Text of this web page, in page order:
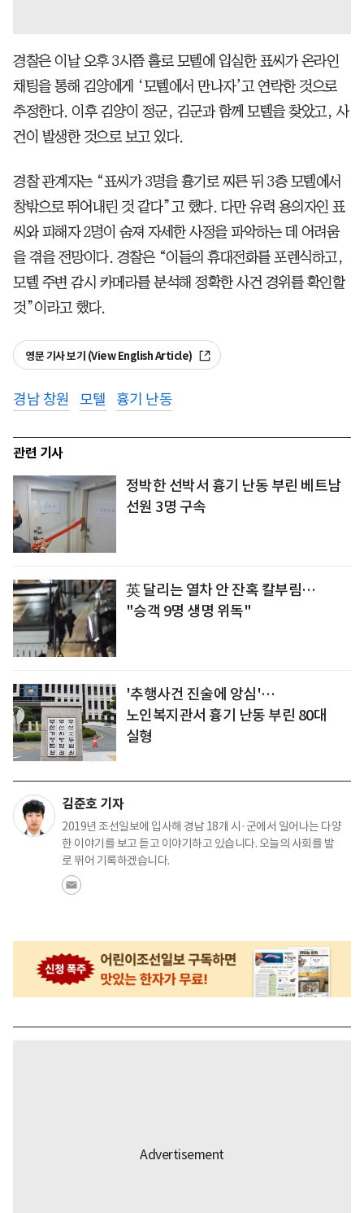
경찰은 이날 오후 3시쯤 홀로 모텔에 입실한 표씨가 온라인
채팅을 통해 김양에게 ‘모텔에서 만나자’고 연락한 것으로
추정한다. 이후 김양이 정군, 김군과 함께 모텔을 찾았고, 사
건이 발생한 것으로 보고 있다.
경찰 관계자는 “표씨가 3명을 흉기로 찌른 뒤 3층 모텔에서
창밖으로 뛰어내린 것 같다”고 했다. 다만 유력 용의자인 표
씨와 피해자 2명이 숨져 자세한 사정을 파악하는 데 어려움
을 겪을 전망이다. 경찰은 “이들의 휴대전화를 포렌식하고,
모텔 주변 감시 카메라를 분석해 정확한 사건 경위를 확인할
것”이라고 했다.
영문 기사 보기 (View English Article)
경남 창원 모텔 흉기 난동
관련 기사
정박한 선박서 흉기 난동 부린 베트남
선원 3명 구속
英 달리는 열차 안 잔혹 칼부림…
"승객 9명 생명 위독"
'추행사건 진술에 앙심'…
노인복지관서 흉기 난동 부린 80대
실형
김준호 기자
2019년 조선일보에 입사해 경남 18개 시·군에서 일어나는 다양
한 이야기를 보고 듣고 이야기하고 있습니다. 오늘의 사회를 발
로 뛰어 기록하겠습니다.